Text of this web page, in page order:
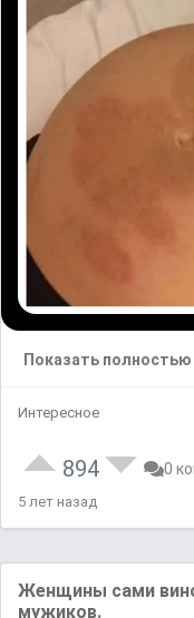
Показать полностью
Интересное
894 0
5 лет назад
Женщины сами
мужиков.